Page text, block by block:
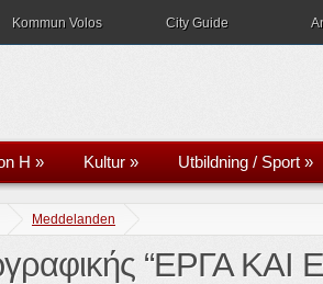
Kommun Volos City Guide
H » Kultur » Utbildning / Sport »
Meddelanden
“ΕΡΓΑ